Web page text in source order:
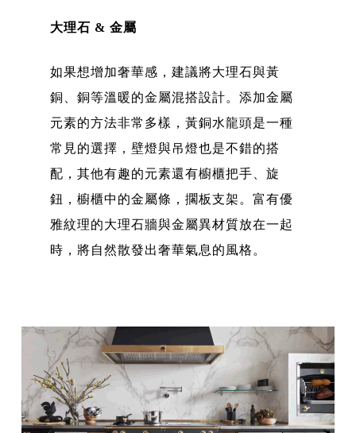
大理石 & 金屬
如果想增加奢華感，建議將大理石與黃
銅、銅等溫暖的金屬混搭設計。添加金屬
元素的方法非常多樣，黃銅水龍頭是一種
常見的選擇，壁燈與吊燈也是不錯的搭
配，其他有趣的元素還有櫥櫃把手、旋
鈕，櫥櫃中的金屬條，擱板支架。富有優
雅紋理的大理石牆與金屬異材質放在一起
時，將自然散發出奢華氣息的風格。